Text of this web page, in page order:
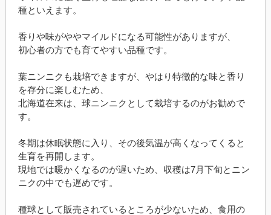
種といえます。
香りや味がややマイルドになる可能性がありますが、
初心者の方でも育てやすい品種です。
葉ニンニクも栽培できますが、やはり特徴的な味と香り
を存分に楽しむため、
北海道在来は、球ニンニクとして栽培するのがお勧めで
す。
冬期は休眠状態に入り、その後気温が高くなってくると
生育を再開します。
現地では暖かくなるのが遅いため、収穫は7月下旬とニン
ニクの中でも遅めです。
種球として販売されているところが少ないため、食用の